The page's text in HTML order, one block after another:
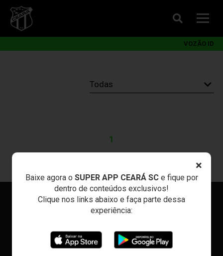
×
Baixe agora o SUPER APP CEARÁ SCe fique por
dentro de conteúdos exclusivos!
Clique nos links abaixo e faça parte dessa
experiência:
VOZÃO ID
1